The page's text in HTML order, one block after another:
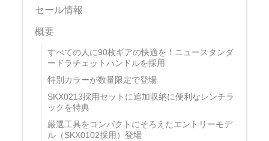
セール情報
概要
すべての人に90枚ギアの快適を！ニュースタンダ
ードラチェットハンドルを採用
特別カラーが数量限定で登場
SKX0213採用セットに追加収納に便利なレンチラ
ックを特典
厳選工具をコンパクトにそろえたエントリーモデ
ル（SKX0102採用）登場